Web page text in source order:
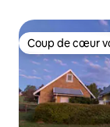
Coup de cœur
Coup de cœur